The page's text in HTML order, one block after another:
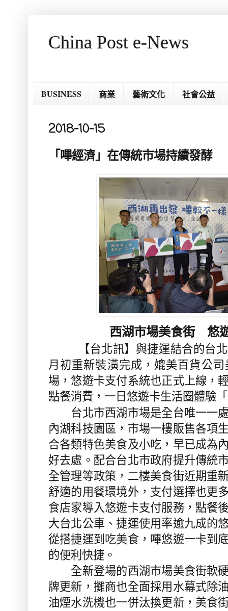
China Post e-News
BUSINESS 商業 藝術文化 社會公益
2018-10-15
「嗶經濟」在傳統市場持續發酵
西湖市場美食街 悠
【台北訊】與捷運結合的台北
月初重新裝潢完成，媲美百貨公
場，悠遊卡支付系統也正式上線，
點餐消費，一日悠遊卡生活圈體驗「
台北市西湖市場是全台唯一一
內湖科技園區，市場一樓販售各項
合各類特色美食及小吃，早已成為
好去處。配合台北市政府提升傳統
全管理等政策，二樓美食街近期重
舒適的用餐環境外，支付選擇也更
食店家導入悠遊卡支付服務，點餐
大台北公車、捷運使用率逾九成的
從搭捷運到吃美食，嗶悠遊一卡到
的便利快捷。
全新登場的西湖市場美食街軟
牌更新，攤商也全面採用水幕式除
油煙水洗機也一併汰換更新，美食